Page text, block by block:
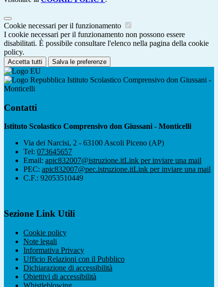
Cookie necessari per il funzionamento
I cookie necessari per il funzionamento non possono essere
disabilitati. È possibile consultare l'elenco nella pagina della cookie
policy.
Accetta tutti Salva le preferenze
Istituto Scolastico Comprensivo don Giussani -
Monticelli
Contatti
Istituto Scolastico Comprensivo don Giussani - Monticelli
Via dei Narcisi, 2 - 63100 Ascoli Piceno (AP)
Tel: 073645657
Email: apic832007@istruzione.itLink per inviare una mail
PEC: apic832007@pec.istruzione.itLink per inviare una mail
C.F.: 92053510449
Sezione Link Utili
Cookie policy
Note legali
Informativa Privacy
Ufficio Relazioni con il Pubblico
Dichiarazione di accessibilità
Obiettivi di accessibilità
Whistleblowing